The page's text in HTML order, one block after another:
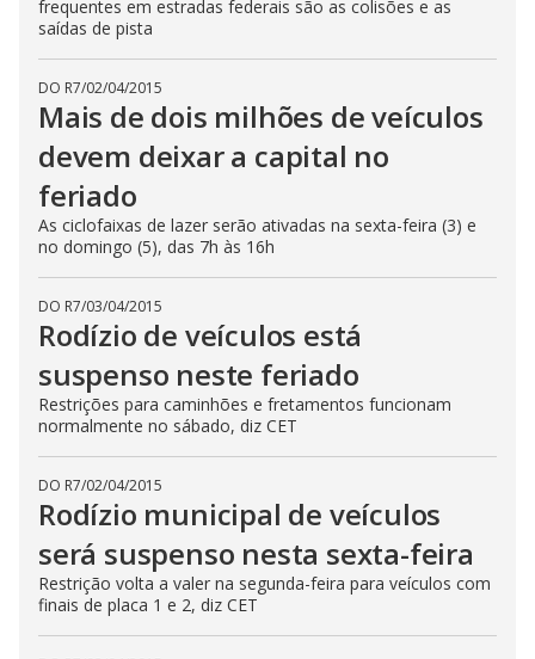
frequentes em estradas federais são as colisões e as
saídas de pista
DO R7/02/04/2015
Mais de dois milhões de veículos
devem deixar a capital no
feriado
As ciclofaixas de lazer serão ativadas na sexta-feira (3) e
no domingo (5), das 7h às 16h
DO R7/03/04/2015
Rodízio de veículos está
suspenso neste feriado
Restrições para caminhões e fretamentos funcionam
normalmente no sábado, diz CET
DO R7/02/04/2015
Rodízio municipal de veículos
será suspenso nesta sexta-feira
Restrição volta a valer na segunda-feira para veículos com
finais de placa 1 e 2, diz CET